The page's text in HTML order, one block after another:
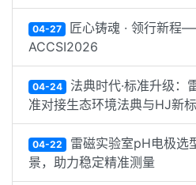
04-27 匠心铸魂 · 领行新程
ACCSI2026
04-24 法典时代·标准升级：
准对接生态环境法典与HJ新标
04-22 雷磁实验室pH电极选
景，助力稳定精准测量